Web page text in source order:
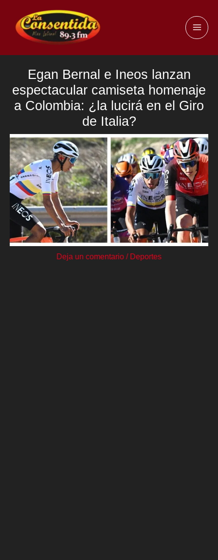
contenido
Egan Bernal e Ineos lanzan
espectacular camiseta homenaje
a Colombia: ¿la lucirá en el Giro
de Italia?
Deja un comentario / Deportes